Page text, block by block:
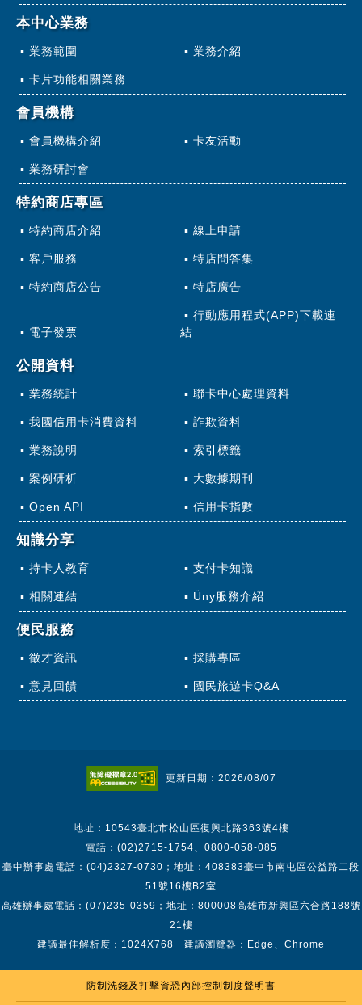
本中心業務
業務範圍 業務介紹
卡片功能相關業務
會員機構
會員機構介紹 卡友活動
業務研討會
特約商店專區
特約商店介紹 線上申請
客戶服務 特店問答集
特約商店公告 特店廣告
電子發票
行動應用程式(APP)下載連
結
公開資料
業務統計 聯卡中心處理資料
我國信用卡消費資料 詐欺資料
業務說明 索引標籤
案例研析 大數據期刊
Open API 信用卡指數
知識分享
持卡人教育 支付卡知識
相關連結 Üny服務介紹
便民服務
徵才資訊 採購專區
意見回饋 國民旅遊卡Q&A
更新日期：2026/08/07
地址：10543臺北市松山區復興北路363號4樓
電話：(02)2715-1754、0800-058-085
臺中辦事處電話：(04)2327-0730；地址：408383臺中市南屯區公益路二段
51號16樓B2室
高雄辦事處電話：(07)235-0359；地址：800008高雄市新興區六合路188號
21樓
建議最佳解析度：1024X768 建議瀏覽器：Edge、Chrome
防制洗錢及打擊資恐內部控制制度聲明書